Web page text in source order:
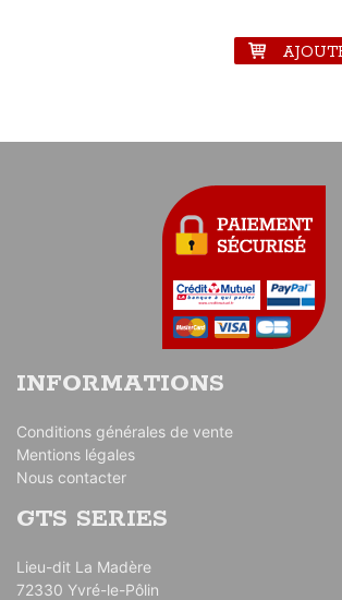
INFORMATIONS
Conditions générales de vente
Mentions légales
Nous contacter
GTS SERIES
Lieu-dit La Madère
72330 Yvré-le-Pôlin